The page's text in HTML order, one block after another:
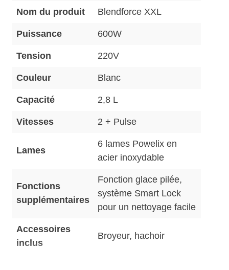
Nom du produit Blendforce XXL
Puissance 600W
Tension 220V
Couleur Blanc
Capacité 2,8 L
Vitesses 2 + Pulse
Lames
6 lames Powelix en
acier inoxydable
Fonctions
supplémentaires
Fonction glace pilée,
système Smart Lock
pour un nettoyage facile
Accessoires
inclus
Broyeur, hachoir